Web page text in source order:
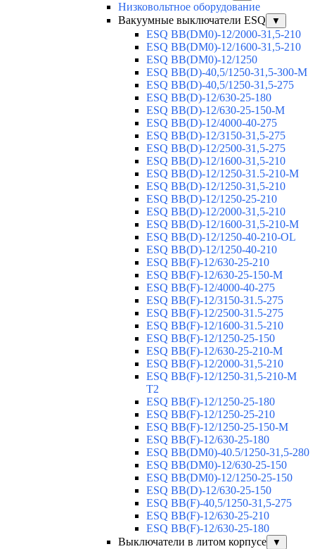
Низковольтное оборудование
Вакуумные выключатели ESQ
▼
ESQ ВВ(DM0)-12/2000-31,5-210
ESQ ВВ(DM0)-12/1600-31,5-210
ESQ ВВ(DM0)-12/1250
ESQ ВВ(D)-40,5/1250-31,5-300-М
ESQ ВВ(D)-40,5/1250-31,5-275
ESQ ВВ(D)-12/630-25-180
ESQ ВВ(D)-12/630-25-150-М
ESQ ВВ(D)-12/4000-40-275
ESQ ВВ(D)-12/3150-31,5-275
ESQ ВВ(D)-12/2500-31,5-275
ESQ ВВ(D)-12/1600-31,5-210
ESQ ВВ(D)-12/1250-31.5-210-М
ESQ ВВ(D)-12/1250-31,5-210
ESQ ВВ(D)-12/1250-25-210
ESQ BB(D)-12/2000-31,5-210
ESQ BB(D)-12/1600-31,5-210-М
ESQ BB(D)-12/1250-40-210-OL
ESQ BB(D)-12/1250-40-210
ESQ ВВ(F)-12/630-25-210
ESQ ВВ(F)-12/630-25-150-М
ESQ ВВ(F)-12/4000-40-275
ESQ ВВ(F)-12/3150-31.5-275
ESQ ВВ(F)-12/2500-31.5-275
ESQ ВВ(F)-12/1600-31.5-210
ESQ ВВ(F)-12/1250-25-150
ESQ BB(F)-12/630-25-210-М
ESQ BB(F)-12/2000-31,5-210
ESQ BB(F)-12/1250-31,5-210-М
T2
ESQ BB(F)-12/1250-25-180
ESQ ВВ(F)-12/1250-25-210
ESQ ВВ(F)-12/1250-25-150-М
ESQ BB(F)-12/630-25-180
ESQ ВВ(DM0)-40.5/1250-31,5-280
ESQ ВВ(DM0)-12/630-25-150
ESQ ВВ(DM0)-12/1250-25-150
ESQ BB(D)-12/630-25-150
ESQ ВВ(F)-40,5/1250-31,5-275
ESQ ВВ(F)-12/630-25-210
ESQ ВВ(F)-12/630-25-180
Выключатели в литом корпусе
▼